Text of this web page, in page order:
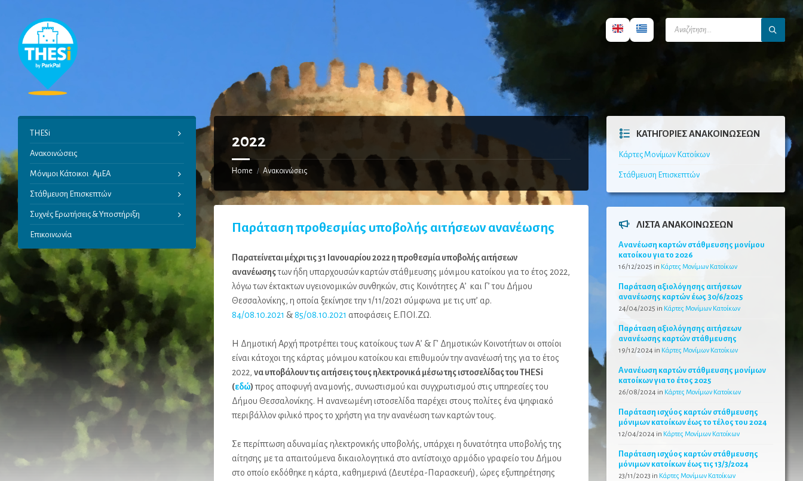
content
sidebar
sidebar
Choose
language:
SEARCH:
2022
Home / Ανακοινώσεις
Παράταση προθεσμίας υποβολής αιτήσεων ανανέωσης
Παρατείνεται μέχρι τις 31 Ιανουαρίου 2022 η προθεσμία υποβολής αιτήσεων
ανανέωσηςτων ήδη υπαρχουσών καρτών στάθμευσης μόνιμου κατοίκου για το έτος 2022,
λόγω των έκτακτων υγειονομικών συνθηκών, στις Κοινότητες Α’ και Γ’ του Δήμου
Θεσσαλονίκης, η οποία ξεκίνησε την 1/11/2021 σύμφωνα με τις υπ’ αρ.
84/08.10.2021 &85/08.10.2021 αποφάσεις Ε.ΠΟΙ.ΖΩ.
Η Δημοτική Αρχή προτρέπει τους κατοίκους των Α’ & Γ’ Δημοτικών Κοινοτήτων οι οποίοι
είναι κάτοχοι της κάρτας μόνιμου κατοίκου και επιθυμούν την ανανέωσή της για το έτος
2022,να υποβάλουν τις αιτήσεις τους ηλεκτρονικά μέσω της ιστοσελίδας του THESi
(εδώ) προς αποφυγή αναμονής, συνωστισμού και συγχρωτισμού στις υπηρεσίες του
Δήμου Θεσσαλονίκης. Η ανανεωμένη ιστοσελίδα παρέχει στους πολίτες ένα ψηφιακό
περιβάλλον φιλικό προς το χρήστη για την ανανέωση των καρτών τους.
Σε περίπτωση αδυναμίας ηλεκτρονικής υποβολής, υπάρχει η δυνατότητα υποβολής της
αίτησης με τα απαιτούμενα δικαιολογητικά στο αντίστοιχο αρμόδιο γραφείο του Δήμου
στο οποίο εκδόθηκε η κάρτα, καθημερινά (Δευτέρα-Παρασκευή), ώρες εξυπηρέτησης
THESi
Ανακοινώσεις
Μόνιμοι Κάτοικοι · ΑμΕΑ
Στάθμευση Επισκεπτών
Συχνές Ερωτήσεις & Υποστήριξη
Επικοινωνία
ΚΑΤΗΓΟΡΊΕΣ ΑΝΑΚΟΙΝΏΣΕΩΝ
Κάρτες Μονίμων Κατοίκων
Στάθμευση Επισκεπτών
ΛΊΣΤΑ ΑΝΑΚΟΙΝΏΣΕΩΝ
Ανανέωση καρτών στάθμευσης μονίμου
κατοίκου για το 2026
16/12/2025 in Κάρτες Μονίμων Κατοίκων
Παράταση αξιολόγησης αιτήσεων
ανανέωσης καρτών έως 30/6/2025
24/04/2025 in Κάρτες Μονίμων Κατοίκων
Παράταση αξιολόγησης αιτήσεων
ανανέωσης καρτών στάθμευσης
19/12/2024 in Κάρτες Μονίμων Κατοίκων
Ανανέωση καρτών στάθμευσης μονίμων
κατοίκων για το έτος 2025
26/08/2024 in Κάρτες Μονίμων Κατοίκων
Παράταση ισχύος καρτών στάθμευσης
μόνιμων κατοίκων έως το τέλος του 2024
12/04/2024 in Κάρτες Μονίμων Κατοίκων
Παράταση ισχύος καρτών στάθμευσης
μόνιμων κατοίκων έως τις 13/3/2024
23/11/2023 in Κάρτες Μονίμων Κατοίκων